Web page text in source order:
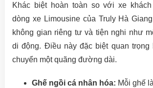
Khác biệt hoàn toàn so với xe
dòng xe Limousine của Truly Hà
không gian riêng tư và tiện nghi như
di động. Điều này đặc biệt quan trọng
chuyển một quãng đường dài.
Ghế ngồi cá nhân hóa: Mỗi ghế